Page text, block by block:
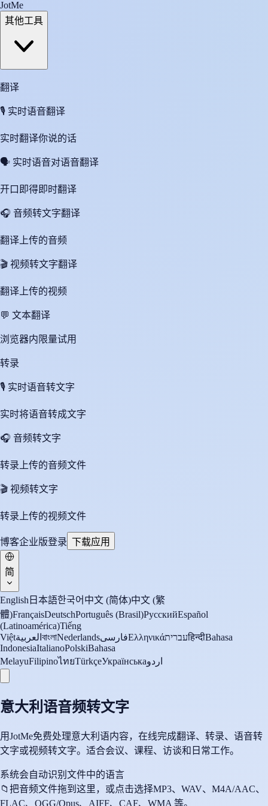
JotMe
其他工具
翻译
🎙️ 实时语音翻译
实时翻译你说的话
🗣️ 实时语音对语音翻译
开口即得即时翻译
🎧 音频转文字翻译
翻译上传的音频
🎬 视频转文字翻译
翻译上传的视频
💬 文本翻译
浏览器内限量试用
转录
🎙️ 实时语音转文字
实时将语音转成文字
🎧 音频转文字
转录上传的音频文件
🎬 视频转文字
转录上传的视频文件
博客企业版登录 下载应用
简
English 日本語한국어 中文 (简体)中文 (繁
體)FrançaisDeutschPortuguês (Brasil)РусскийEspañol
(Latinoamérica)Tiếng
Việtالعربية বাংলাNederlandsفارسیΕλληνικάעבריתहिन्दीBahasa
IndonesiaItalianoPolskiBahasa
MelayuFilipinoไทยTürkçeУкраїнськаاردو
意大利语音频转文字
用JotMe免费处理意大利语内容，在线完成翻译、转录、语音转
文字或视频转文字。适合会议、课程、访谈和日常工作。
系统会自动识别文件中的语言
📁 把音频文件拖到这里，或点击选择MP3、WAV、M4A/AAC、
FLAC、OGG/Opus、AIFF、CAF、WMA 等。